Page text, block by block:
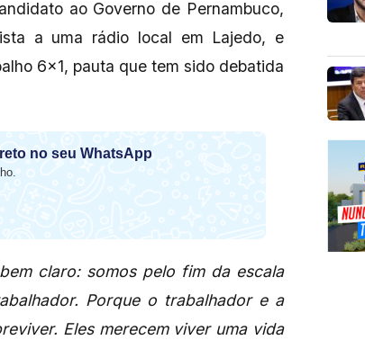
ao Governo de Pernambuco,
a uma rádio local em Lajedo, e
6×1, pauta que tem sido debatida
no seu WhatsApp
claro: somos pelo fim da escala
Porque o trabalhador e a
Eles merecem viver uma vida